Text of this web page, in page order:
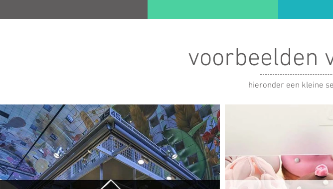
voorbeelden
hieronder een kleine